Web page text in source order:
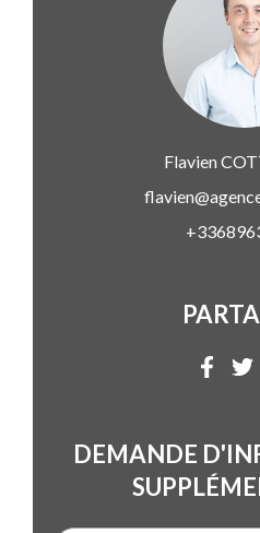
Flavien
DEMANDE